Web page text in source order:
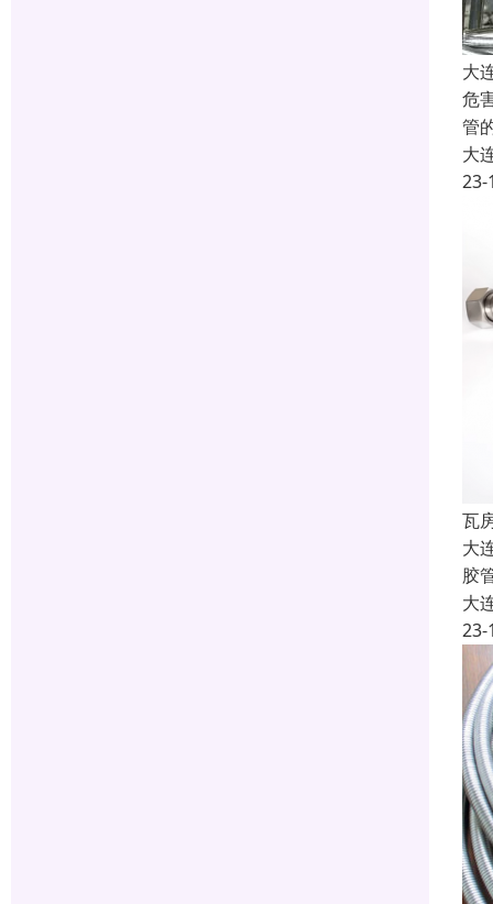
大
危
管
大
23-
瓦
大
胶
大
23-